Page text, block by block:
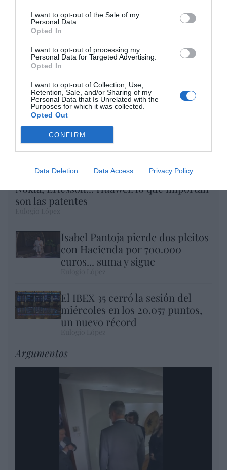
I want to opt-out of the Sale of my
Personal Data.
Opted In
I want to opt-out of processing my
Personal Data for Targeted Advertising.
Opted In
I want to opt-out of Collection, Use,
Retention, Sale, and/or Sharing of my
Personal Data that Is Unrelated with the
Purposes for which it was collected.
Opted Out
CONFIRM
Data Deletion Data Access Privacy Policy
Opinión
Enormes minucias
por Eulogio López
Nokia, Ericsson... Huawei: lo que importan
son las patentes
Isabel Pantoja pierde dos pleitos
con Hacienda por 700.000
euros... suma y sigue
El IBEX 35 cerró la sesión del
miércoles en los 20.057 puntos,
un nuevo récord
Argumentos